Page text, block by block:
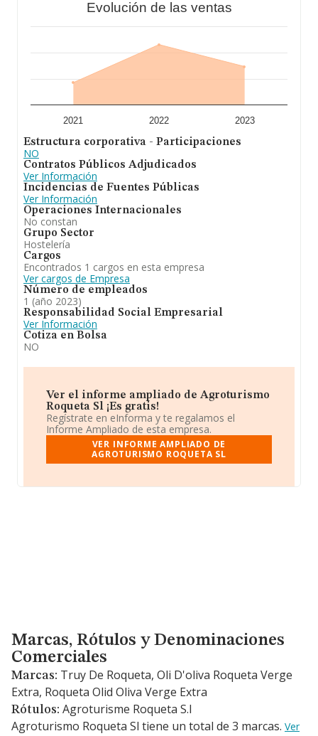
Evolución de las ventas
2021 2022 2023
Estructura corporativa - Participaciones
NO
Contratos Públicos Adjudicados
Ver Información
Incidencias de Fuentes Públicas
Ver Información
Operaciones Internacionales
No constan
Grupo Sector
Hostelería
Cargos
Encontrados 1 cargos en esta empresa
Ver cargos de Empresa
Número de empleados
1 (año 2023)
Responsabilidad Social Empresarial
Ver Información
Cotiza en Bolsa
NO
Ver el informe ampliado de Agroturismo
Roqueta Sl ¡Es gratis!
Regístrate en eInforma y te regalamos el
Informe Ampliado de esta empresa.
VER INFORME AMPLIADO DE
AGROTURISMO ROQUETA SL
Marcas, Rótulos y Denominaciones Comerciales
Marcas, Rótulos y Denominaciones
Comerciales
Marcas: Truy De Roqueta, Oli D'oliva Roqueta Verge
Extra, Roqueta Olid Oliva Verge Extra
Rótulos: Agroturisme Roqueta S.l
Agroturismo Roqueta Sl tiene un total de 3 marcas. Ver